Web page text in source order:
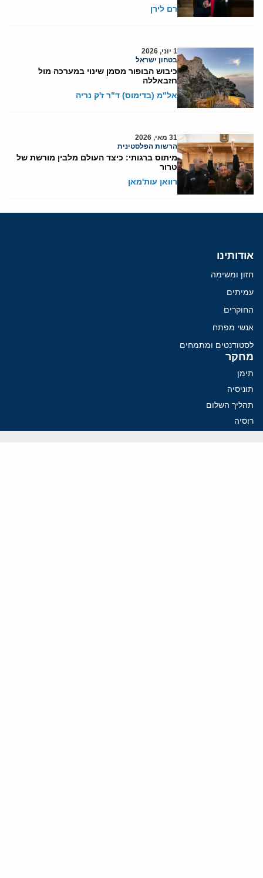
רם לירן
1 יוני, 2026
בטחון ישראל
כיבוש הבופור מסמן שינוי במערכה מול
חזבאללה
אל"מ (בדימוס) ד"ר ז'ק נריה
31 מאי, 2026
הרשות הפלסטינית
מיתוס ברגותי: כיצד העולם מלבין מורשת של
טרור
רוואן עות'מאן
אודותינו
חזון ומשימה
עמיתים
החוקרים
אנשי מפתח
לסטודנטים ומתמחים
מחקר
תימן
תוניסיה
תהליך השלום
רוסיה